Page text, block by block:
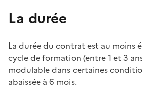
La durée
La duréedu contrat est au moins
cycle de formation (entre1 et 3
modulabledanscertaines
abaissée à 6 mois.